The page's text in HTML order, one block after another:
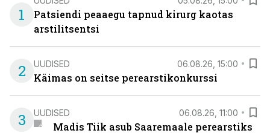
1
Patsiendi peaaegu tapnud kirurg kaotas
arstilitsentsi
2 UUDISED 06.08.26, 15:00
Käimas on seitse perearstikonkurssi
3 UUDISED 06.08.26, 11:00
Madis Tiik asub Saaremaale perearstiks